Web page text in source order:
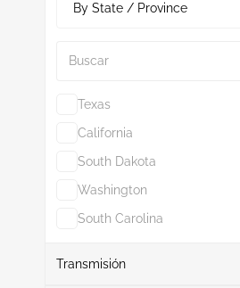
Texas
California
South Dakota
Washington
South Carolina
Mostrar más
Transmisión